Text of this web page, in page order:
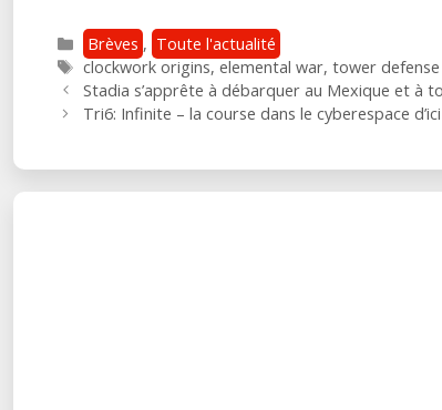
Catégories
Brèves , Toute l'actualité
Étiquettes
clockwork origins,elemental war,tower defense
Post
navigation
Stadia s’apprête à débarquer au Mexique et à
Tri6: Infinite – la course dans le cyberespace